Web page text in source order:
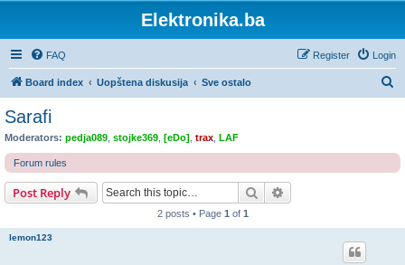
Elektronika.ba
FAQ Login
Register
Board index Uopštena diskusija Sve ostalo
c
Sarafi
Moderators: pedja089 stojke369 [eDo] trax LAF
Forum rules
Post Reply Search
2 posts • Page 1 of 1
lemon123